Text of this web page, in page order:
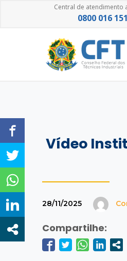
Central de atendimento
0800 016
Vídeo
28/11/2025
Compartilhe: